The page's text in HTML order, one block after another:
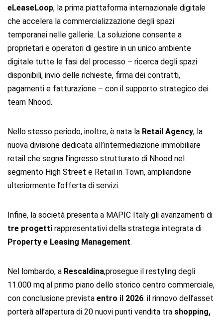
eLeaseLoop, la prima piattaforma internazionale digitale
che accelera la commercializzazione degli spazi
temporanei nelle gallerie. La soluzione consente a
proprietari e operatori di gestire in un unico ambiente
digitale tutte le fasi del processo – ricerca degli spazi
disponibili, invio delle richieste, firma dei contratti,
pagamenti e fatturazione – con il supporto strategico dei
team Nhood.
Nello stesso periodo, inoltre, è nata la Retail Agency, la
nuova divisione dedicata all’intermediazione immobiliare
retail che segna l’ingresso strutturato di Nhood nel
segmento High Street e Retail in Town, ampliandone
ulteriormente l’offerta di servizi.
Infine, la società presenta a MAPIC Italy gli avanzamenti di
tre progetti rappresentativi della strategia integrata di
Property e Leasing Management.
Nel lombardo, a Rescaldina,prosegue il restyling degli
11.000 mq al primo piano dello storico centro commerciale,
con conclusione prevista entro il 2026: il rinnovo dell’asset
porterà all’apertura di 20 nuovi punti vendita tra shopping,